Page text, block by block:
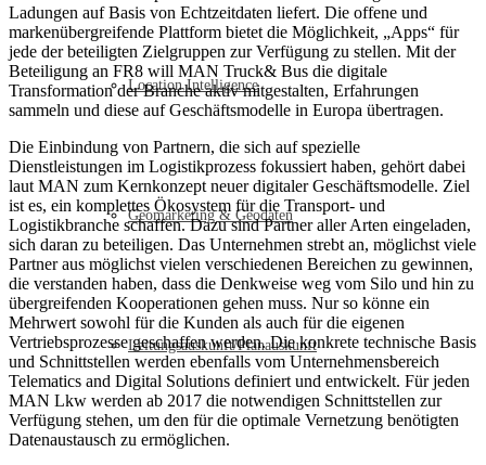
Location Intelligence
Geomarketing & Geodaten
Leitungsauskunft/Planauskunft
Ladungen auf Basis von Echtzeitdaten liefert. Die offene und
markenübergreifende Plattform bietet die Möglichkeit, „Apps“ für
jede der beteiligten Zielgruppen zur Verfügung zu stellen. Mit der
Beteiligung an FR8 will MAN Truck& Bus die digitale
Transformation der Branche aktiv mitgestalten, Erfahrungen
sammeln und diese auf Geschäftsmodelle in Europa übertragen.
Die Einbindung von Partnern, die sich auf spezielle
Dienstleistungen im Logistikprozess fokussiert haben, gehört dabei
laut MAN zum Kernkonzept neuer digitaler Geschäftsmodelle. Ziel
ist es, ein komplettes Ökosystem für die Transport- und
Logistikbranche schaffen. Dazu sind Partner aller Arten eingeladen,
sich daran zu beteiligen. Das Unternehmen strebt an, möglichst viele
Partner aus möglichst vielen verschiedenen Bereichen zu gewinnen,
die verstanden haben, dass die Denkweise weg vom Silo und hin zu
übergreifenden Kooperationen gehen muss. Nur so könne ein
Mehrwert sowohl für die Kunden als auch für die eigenen
Vertriebsprozesse geschaffen werden. Die konkrete technische Basis
und Schnittstellen werden ebenfalls vom Unternehmensbereich
Telematics and Digital Solutions definiert und entwickelt. Für jeden
MAN Lkw werden ab 2017 die notwendigen Schnittstellen zur
Verfügung stehen, um den für die optimale Vernetzung benötigten
Datenaustausch zu ermöglichen.